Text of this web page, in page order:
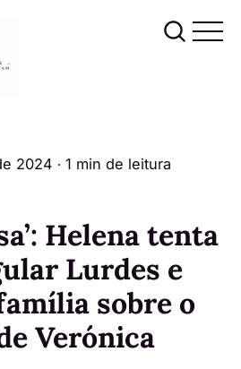
2024 ∙ 1 min de leitura
Helena tenta
Lurdes e
sobre o
Verónica